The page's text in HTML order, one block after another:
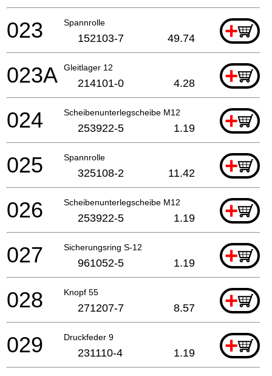
Spannrolle +
023 152103-7 49.74
Gleitlager 12 +
023A 214101-0 4.28
Scheibenunterlegscheibe M12 +
024 253922-5 1.19
Spannrolle +
025 325108-2 11.42
Scheibenunterlegscheibe M12 +
026 253922-5 1.19
Sicherungsring S-12 +
027 961052-5 1.19
Knopf 55 +
028 271207-7 8.57
Druckfeder 9 +
029 231110-4 1.19